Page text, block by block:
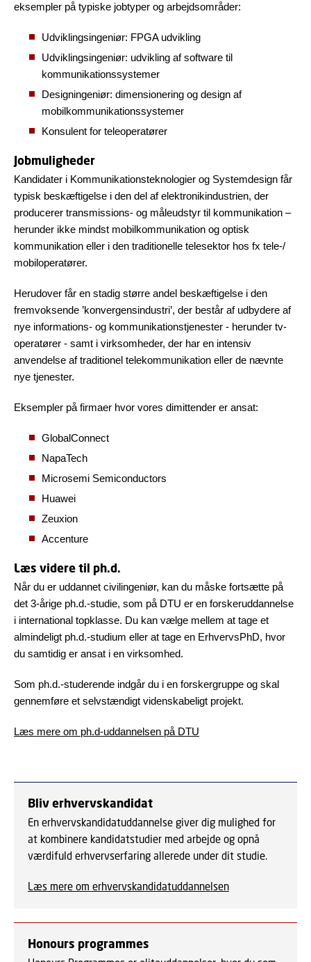
eksempler på typiske jobtyper og arbejdsområder:
Udviklingsingeniør: FPGA udvikling
Udviklingsingeniør: udvikling af software til
kommunikationssystemer
Designingeniør: dimensionering og design af
mobilkommunikationssystemer
Konsulent for teleoperatører
Jobmuligheder
Kandidater i Kommunikationsteknologier og Systemdesign får
typisk beskæftigelse i den del af elektronikindustrien, der
producerer transmissions- og måleudstyr til kommunikation –
herunder ikke mindst mobilkommunikation og optisk
kommunikation eller i den traditionelle telesektor hos fx tele-/
mobiloperatører.
Herudover får en stadig større andel beskæftigelse i den
fremvoksende ’konvergensindustri’, der består af udbydere af
nye informations- og kommunikationstjenester - herunder tv-
operatører - samt i virksomheder, der har en intensiv
anvendelse af traditionel telekommunikation eller de nævnte
nye tjenester.
Eksempler på firmaer hvor vores dimittender er ansat:
GlobalConnect
NapaTech
Microsemi Semiconductors
Huawei
Zeuxion
Accenture
Læs videre til ph.d.
Når du er uddannet civilingeniør, kan du måske fortsætte på
det 3-årige ph.d.-studie, som på DTU er en forskeruddannelse
i international topklasse. Du kan vælge mellem at tage et
almindeligt ph.d.-studium eller at tage en ErhvervsPhD, hvor
du samtidig er ansat i en virksomhed.
Som ph.d.-studerende indgår du i en forskergruppe og skal
gennemføre et selvstændigt videnskabeligt projekt.
Læs mere om ph.d-uddannelsen på DTU
Bliv erhvervskandidat
En erhvervskandidatuddannelse giver dig mulighed for
at kombinere kandidatstudier med arbejde og opnå
værdifuld erhvervserfaring allerede under dit studie.
Læs mere om erhvervskandidatuddannelsen
Honours programmes